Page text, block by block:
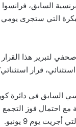
السابق، فرانسوا
لتبرير هذا
قرار
السابق في دائرة
مع احتمال فوز التجمع
يوم 9 يونيو.